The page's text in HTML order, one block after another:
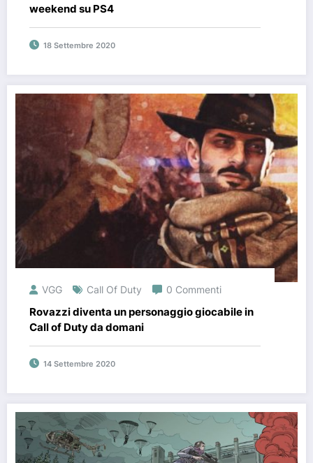
weekend su PS4
18 Settembre 2020
VGG Call Of Duty 0 Commenti
Rovazzi diventa un personaggio giocabile in
Call of Duty da domani
14 Settembre 2020